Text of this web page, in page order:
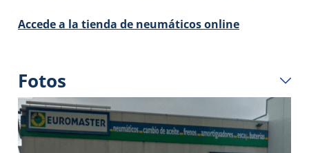
Accede a la tienda de neumáticos online
Fotos